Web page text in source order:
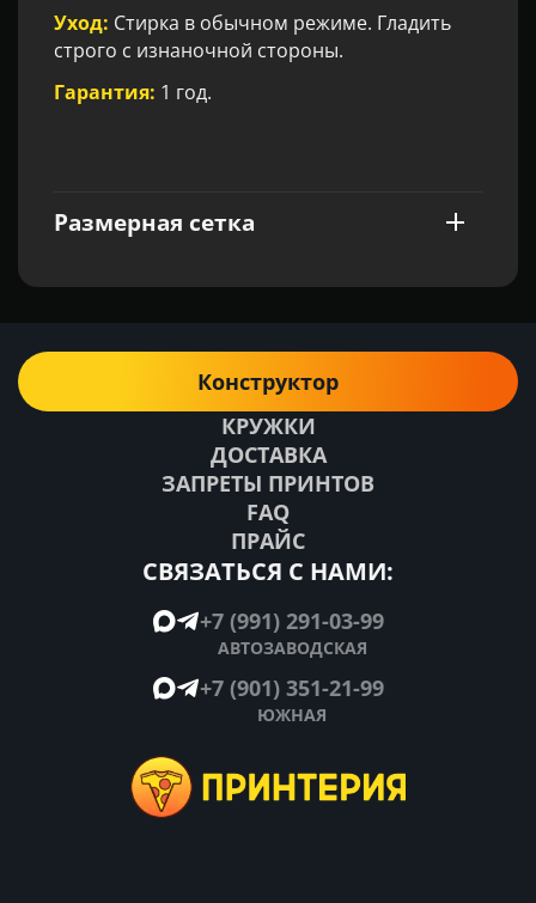
Уход: Стирка в обычном режиме. Гладить
строго с изнаночной стороны.
Гарантия: 1 год.
Размерная сетка
СВЯЗАТЬСЯ С НАМИ:
+7 (991) 291-03-99
АВТОЗАВОДСКАЯ
+7 (901) 351-21-99
ЮЖНАЯ
КРУЖКИ
ДОСТАВКА
ЗАПРЕТЫ ПРИНТОВ
FAQ
ПРАЙС
Конструктор